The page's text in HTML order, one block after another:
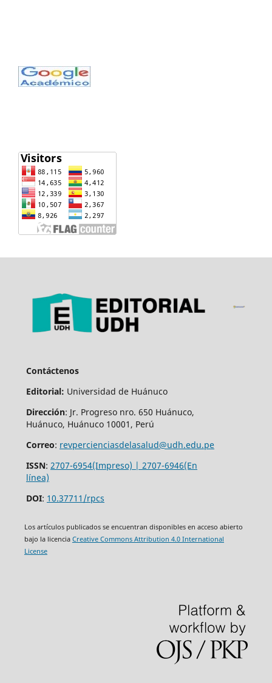
Contáctenos
Editorial: Universidad de Huánuco
Dirección: Jr. Progreso nro. 650 Huánuco,
Huánuco, Huánuco 10001, Perú
Correo: revpercienciasdelasalud@udh.edu.pe
ISSN: 2707-6954(Impreso) | 2707-6946(En
línea)
DOI: 10.37711/rpcs
Los artículos publicados se encuentran disponibles en acceso abierto
bajo la licencia Creative Commons Attribution 4.0 International
License